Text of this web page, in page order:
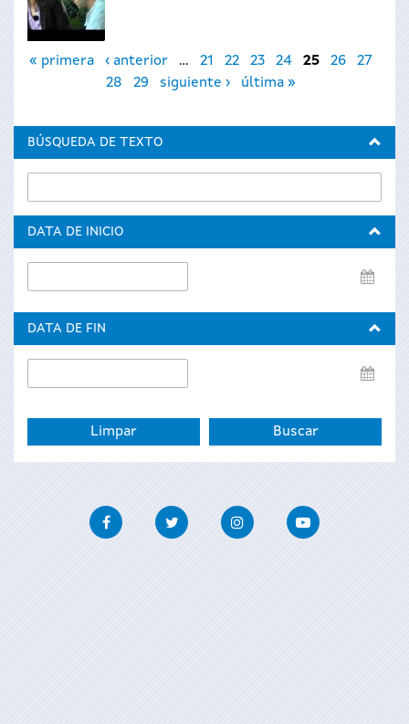
Páginas
« primera ‹ anterior … 21 22 23 24 25 26
27
28
29 siguiente › última »
BÚSQUEDA DE TEXTO
DATA DE INICIO
de
DATA DE FIN
de
FacebookTwitter InstagramYoutube